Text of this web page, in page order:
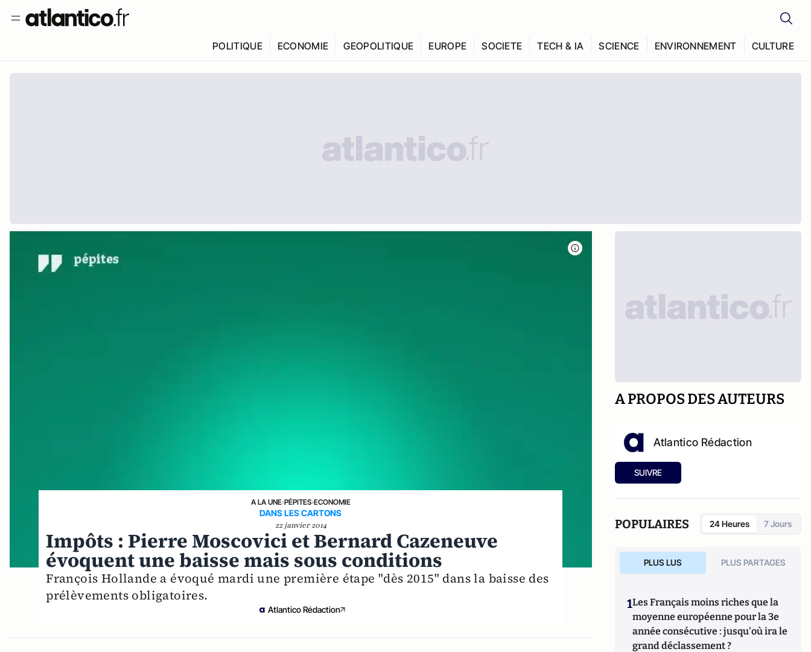
POLITIQUE ECONOMIE GEOPOLITIQUE EUROPE SOCIETE TECH & IA SCIENCE ENVIRONNEMENT CULTURE
A LA UNE›PÉPITES›ECONOMIE
DANS LES CARTONS
22 janvier 2014
Impôts : Pierre Moscovici et Bernard Cazeneuve
évoquent une baisse mais sous conditions
François Hollande a évoqué mardi une première étape "dès 2015" dans la baisse des
prélèvements obligatoires.
Atlantico Rédaction
A PROPOS DES AUTEURS
Atlantico Rédaction
SUIVRE
POPULAIRES 24 Heures 7 Jours
PLUS LUS PLUS PARTAGES
1Les Français moins riches que la
moyenne européenne pour la 3e
année consécutive : jusqu'où ira le
grand déclassement ?